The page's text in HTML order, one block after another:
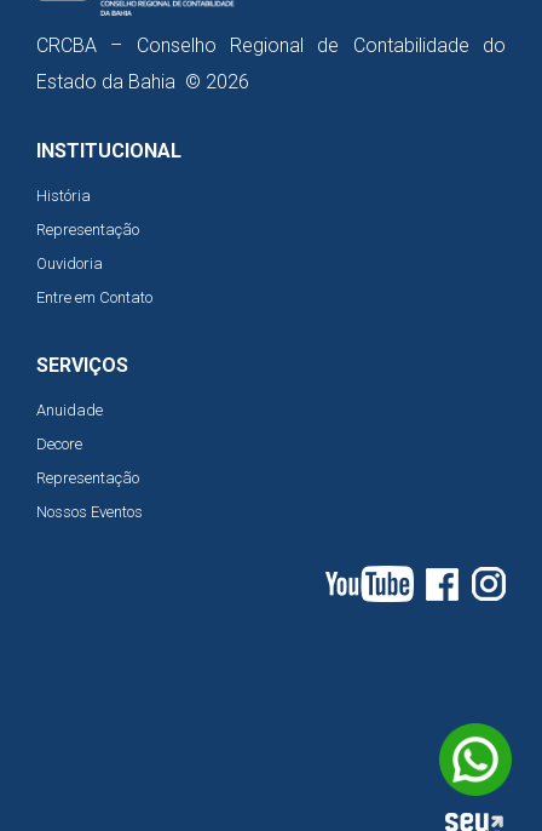
CRCBA – Conselho Regional de Contabilidade do
Estado da Bahia © 2026
INSTITUCIONAL
História
Representação
Ouvidoria
Entre em Contato
SERVIÇOS
Anuidade
Decore
Representação
Nossos Eventos